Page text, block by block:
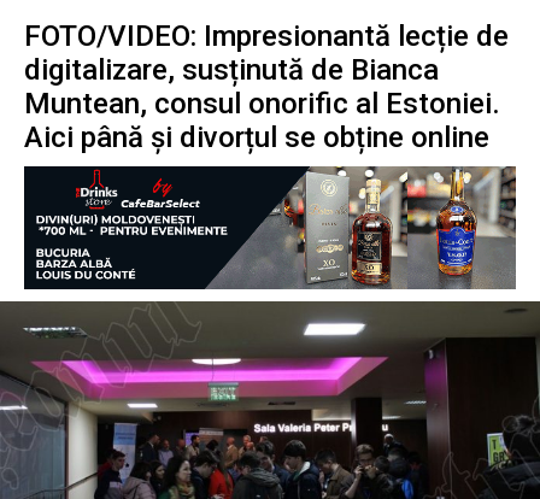
FOTO/VIDEO: Impresionantă lecție de
digitalizare, susținută de Bianca
Muntean, consul onorific al Estoniei.
Aici până și divorțul se obține online